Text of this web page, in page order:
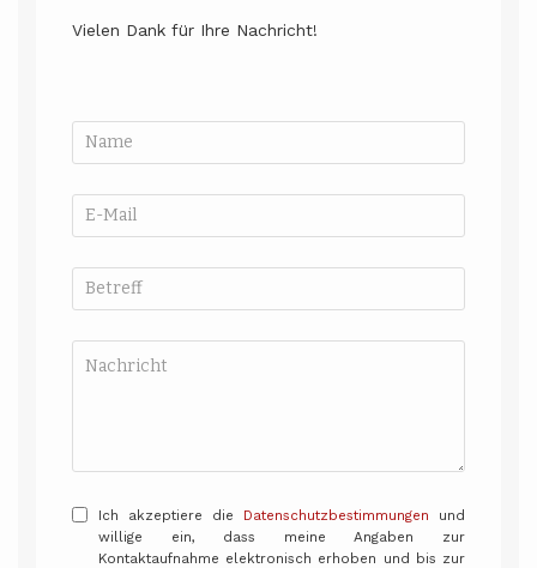
Vielen Dank für Ihre Nachricht!
Ich akzeptiere die Datenschutzbestimmungen und
willige ein, dass meine Angaben zur
Kontaktaufnahme elektronisch erhoben und bis zur